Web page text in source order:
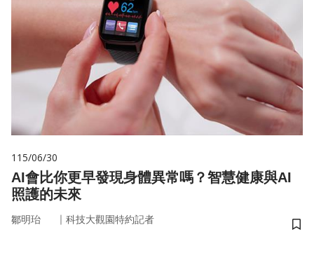
115/06/30
AI會比你更早發現身體異常嗎？智慧健康與AI
照護的未來
鄒明珆 ｜ 科技大觀園特約記者
儲